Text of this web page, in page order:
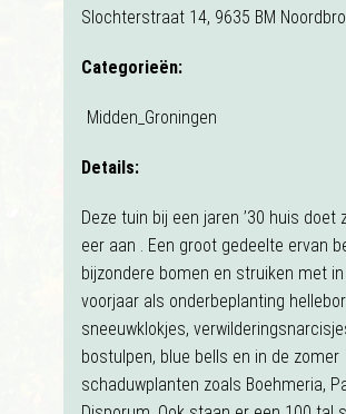
Slochterstraat 14, 9635 BM
Categorieën:
Midden_Groningen
Details:
Deze tuin bij een jaren ’30 huis doet
eer aan . Een groot gedeelte ervan
bijzondere bomen en struiken met
voorjaar als onderbeplanting
sneeuwklokjes,
bostulpen, blue bells en in de zomer
schaduwplanten zoals Boehmeria,